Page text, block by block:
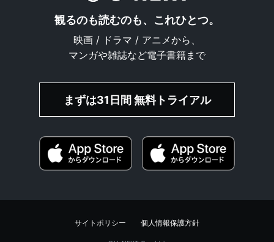
観るのも読むのも、これひとつ。
映画 / ドラマ / アニメから、
マンガや雑誌など電子書籍まで
まずは31日間 無料トライアル
サイトポリシー 個人情報保護方針